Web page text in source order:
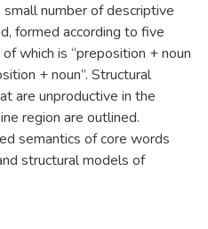
number of descriptive
formed according to five
which is “preposition + noun
+ noun”. Structural
are unproductive in the
region are outlined.
semantics of core words
structural models of